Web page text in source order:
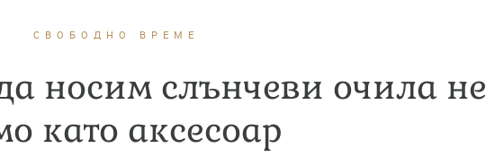
СВОБОДНО ВРЕМЕ
носим слънчеви очила не
като аксесоар